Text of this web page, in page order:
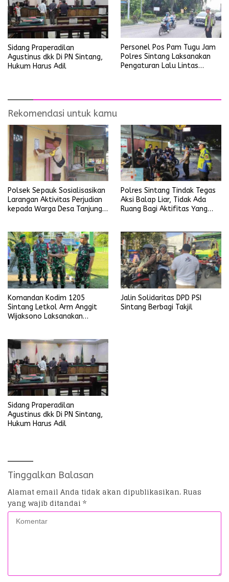
Sidang Praperadilan
Agustinus dkk Di PN Sintang,
Hukum Harus Adil
Personel Pos Pam Tugu Jam
Polres Sintang Laksanakan
Pengaturan Lalu Lintas
Rekomendasi untuk kamu
Polsek Sepauk Sosialisasikan
Larangan Aktivitas Perjudian
kepada Warga Desa Tanjung
Polres Sintang Tindak Tegas
Aksi Balap Liar, Tidak Ada
Ruang Bagi Aktifitas Yang
Komandan Kodim 1205
Sintang Letkol Arm Anggit
Wijaksono Laksanakan
Jalin Solidaritas DPD PSI
Sintang Berbagi Takjil
Sidang Praperadilan
Agustinus dkk Di PN Sintang,
Hukum Harus Adil
Tinggalkan Balasan
Alamat email Anda tidak akan dipublikasikan. Ruas
yang wajib ditandai *